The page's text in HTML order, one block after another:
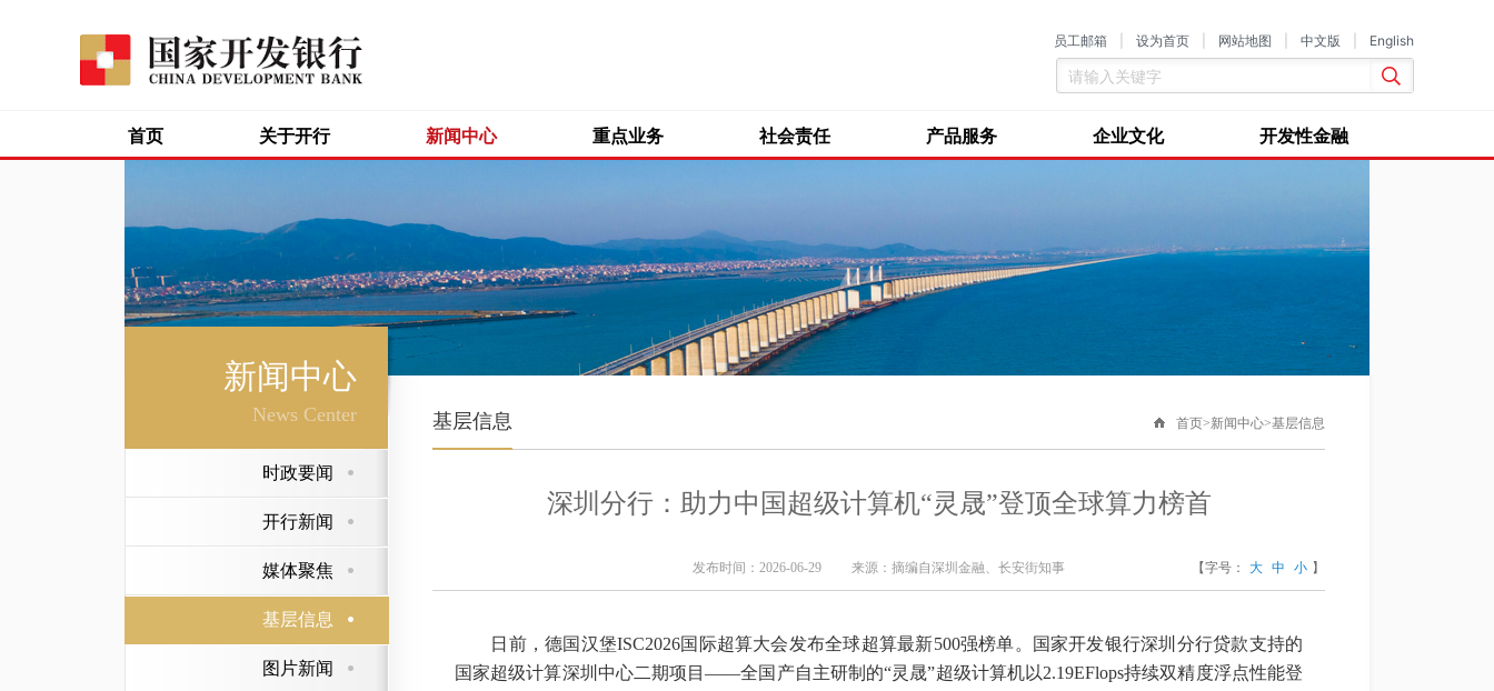
员工邮箱 设为首页 网站地图 中文版 English
首页 关于开行 新闻中心 重点业务 社会责任 产品服务 企业文化 开发性金融
新闻中心
News Center
时政要闻
开行新闻
媒体聚焦
基层信息
图片新闻
基层信息 首页>新闻中心>基层信息
深圳分行：助力中国超级计算机“灵晟”登顶全球算力榜首
【字号： 大 中 小 】
发布时间：2026-06-29 来源：摘编自深圳金融、长安街知事
日前，德国汉堡ISC2026国际超算大会发布全球超算最新500强榜单。国家开发银行深圳分行贷款支持的
国家超级计算深圳中心二期项目——全国产自主研制的“灵晟”超级计算机以2.19EFlops持续双精度浮点性能登